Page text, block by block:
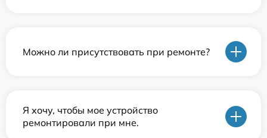
Можно ли присутствовать при ремонте?
Я хочу, чтобы мое устройство
ремонтировали при мне.